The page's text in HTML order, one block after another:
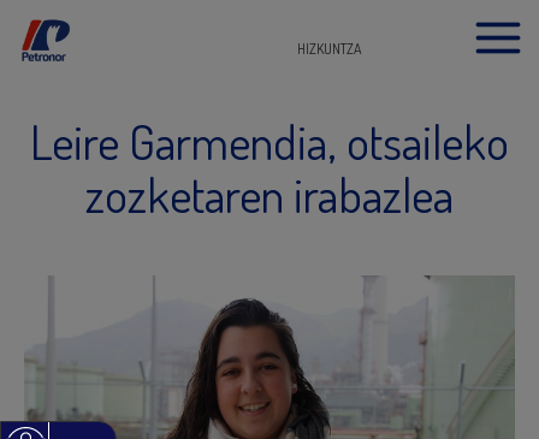
HIZKUNTZA
Leire Garmendia, otsaileko
zozketaren irabazlea